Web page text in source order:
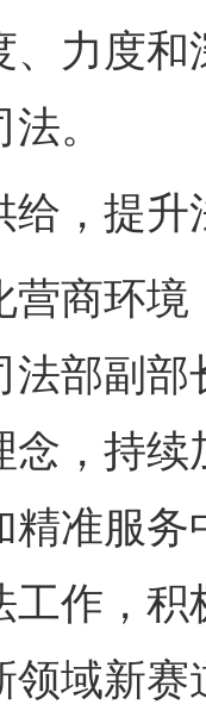
、力度
。
，提升
环境
法部副
念，持
精准服
工作，
领域新